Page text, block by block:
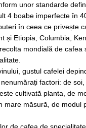
unor standarde
4 boabe imperfecte în
în ceea ce privește
și Etiopia, Columbia,
mondială de cafea
gustul cafelei
factori: de
cultivată planta, de
mare măsură, de modul